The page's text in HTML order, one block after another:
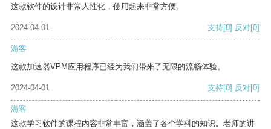
这款软件的设计非常人性化，使用起来非常方便。
2024-04-01 支持[0] 反对[0]
游客
这款加速器VPM应用程序已经为我们带来了无限的流畅体验。
2024-04-01 支持[0] 反对[0]
游客
这款学习软件的课程内容非常丰富，涵盖了各个学科的知识。老师的讲